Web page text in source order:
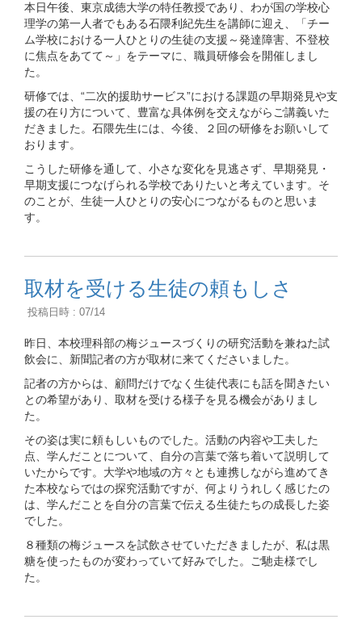
本日午後、東京成徳大学の特任教授であり、わが国の学校心
理学の第一人者でもある石隈利紀先生を講師に迎え、「チー
ム学校における一人ひとりの生徒の支援～発達障害、不登校
に焦点をあてて～」をテーマに、職員研修会を開催しまし
た。
研修では、“二次的援助サービス”における課題の早期発見や支
援の在り方について、豊富な具体例を交えながらご講義いた
だきました。石隈先生には、今後、２回の研修をお願いして
おります。
こうした研修を通して、小さな変化を見逃さず、早期発見・
早期支援につなげられる学校でありたいと考えています。そ
のことが、生徒一人ひとりの安心につながるものと思いま
す。
取材を受ける生徒の頼もしさ
投稿日時 : 07/14
昨日、本校理科部の梅ジュースづくりの研究活動を兼ねた試
飲会に、新聞記者の方が取材に来てくださいました。
記者の方からは、顧問だけでなく生徒代表にも話を聞きたい
との希望があり、取材を受ける様子を見る機会がありまし
た。
その姿は実に頼もしいものでした。活動の内容や工夫した
点、学んだことについて、自分の言葉で落ち着いて説明して
いたからです。大学や地域の方々とも連携しながら進めてき
た本校ならではの探究活動ですが、何よりうれしく感じたの
は、学んだことを自分の言葉で伝える生徒たちの成長した姿
でした。
８種類の梅ジュースを試飲させていただきましたが、私は黒
糖を使ったものが変わっていて好みでした。ご馳走様でし
た。